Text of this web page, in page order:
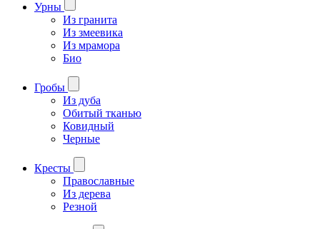
Урны
Из гранита
Из змеевика
Из мрамора
Био
Гробы
Из дуба
Обитый тканью
Ковидный
Черные
Кресты
Православные
Из дерева
Резной